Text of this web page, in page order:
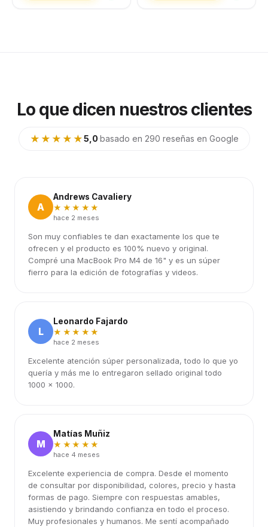
Lo que dicen nuestros clientes
★★★★★5,0·basado en 290 reseñas en Google
A
Andrews Cavaliery
★★★★★
hace 2 meses
Son muy confiables te dan exactamente los que te
ofrecen y el producto es 100% nuevo y original.
Compré una MacBook Pro M4 de 16" y es un súper
fierro para la edición de fotografías y videos.
L
Leonardo Fajardo
★★★★★
hace 2 meses
Excelente atención súper personalizada, todo lo que yo
quería y más me lo entregaron sellado original todo
1000 x 1000.
M
Matías Muñiz
★★★★★
hace 4 meses
Excelente experiencia de compra. Desde el momento
de consultar por disponibilidad, colores, precio y hasta
formas de pago. Siempre con respuestas amables,
asistiendo y brindando confianza en todo el proceso.
Muy profesionales y humanos. Me sentí acompañado